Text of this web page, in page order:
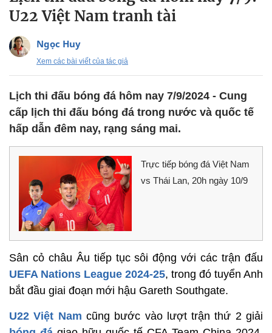
U22 Việt Nam tranh tài
Ngọc Huy
Xem các bài viết của tác giả
Lịch thi đấu bóng đá hôm nay 7/9/2024 - Cung
cấp lịch thi đấu bóng đá trong nước và quốc tế
hấp dẫn đêm nay, rạng sáng mai.
Trực tiếp bóng đá Việt Nam
vs Thái Lan, 20h ngày 10/9
Sân cỏ châu Âu tiếp tục sôi động với các trận đấu
UEFA Nations League 2024-25, trong đó tuyển Anh
bắt đầu giai đoạn mới hậu Gareth Southgate.
U22 Việt Nam cũng bước vào lượt trận thứ 2 giải